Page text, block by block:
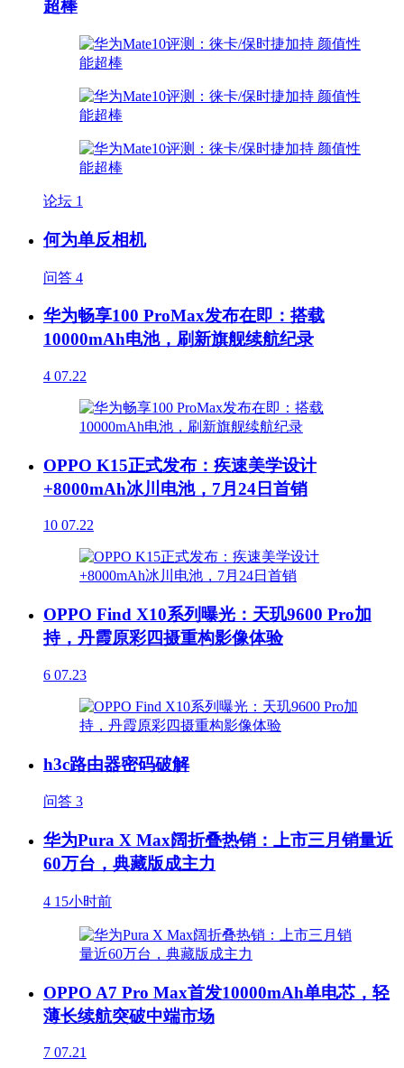
超棒
论坛 1
何为单反相机
问答 4
华为畅享100 ProMax发布在即：搭载
10000mAh电池，刷新旗舰续航纪录
4 07.22
OPPO K15正式发布：疾速美学设计
+8000mAh冰川电池，7月24日首销
10 07.22
OPPO Find X10系列曝光：天玑9600 Pro加
持，丹霞原彩四摄重构影像体验
6 07.23
h3c路由器密码破解
问答 3
华为Pura X Max阔折叠热销：上市三月销量近
60万台，典藏版成主力
4 15小时前
OPPO A7 Pro Max首发10000mAh单电芯，轻
薄长续航突破中端市场
7 07.21